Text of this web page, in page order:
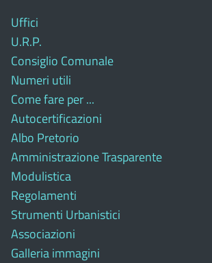
Uffici
U.R.P.
Consiglio Comunale
Numeri utili
Come fare per ...
Autocertificazioni
Albo Pretorio
Amministrazione Trasparente
Modulistica
Regolamenti
Strumenti Urbanistici
Associazioni
Galleria immagini